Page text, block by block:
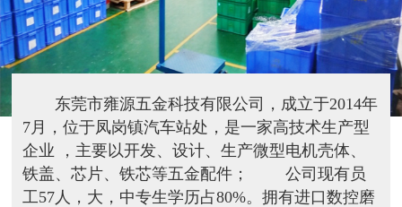
东莞市雍源五金科技有限公司，成立于2014年
7月，位于凤岗镇汽车站处，是一家高技术生产型
企业 ，主要以开发、设计、生产微型电机壳体、
铁盖、芯片、铁芯等五金配件； 公司现有员
工57人，大，中专生学历占80%。拥有进口数控磨